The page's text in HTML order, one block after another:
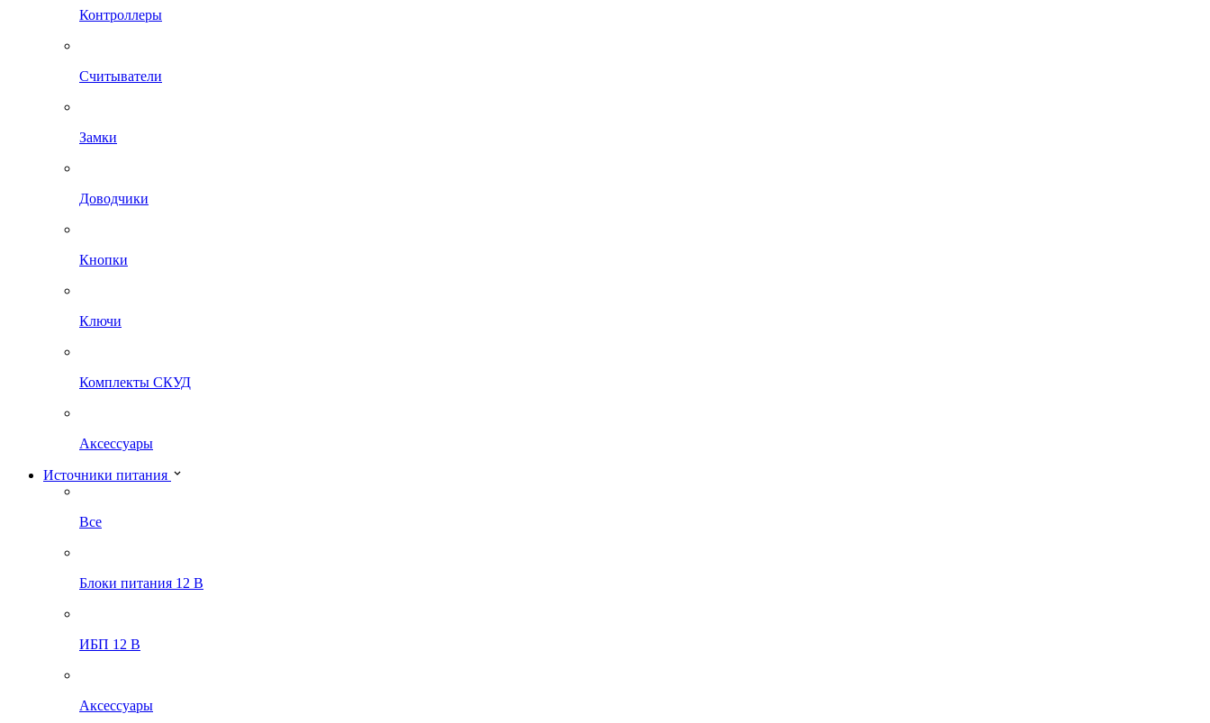
Контроллеры
Считыватели
Замки
Доводчики
Кнопки
Ключи
Комплекты СКУД
Аксессуары
Источники питания
Все
Блоки питания 12 В
ИБП 12 В
Аксессуары